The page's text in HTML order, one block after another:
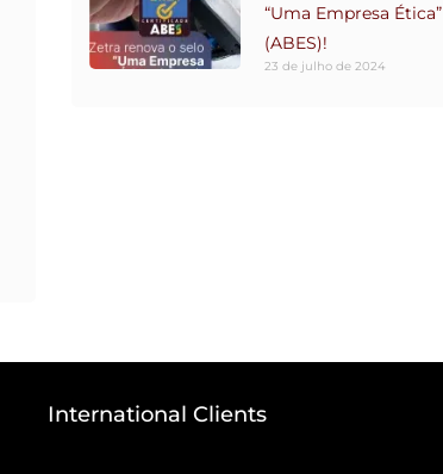
“Uma Empresa Ética”
(ABES)!
23 de julho de 2024
International Clients